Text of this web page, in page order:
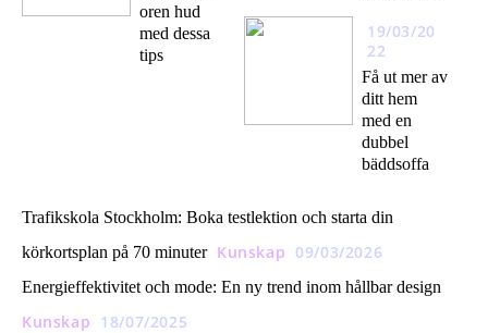
oren hud
med dessa
tips
19/03/20
22
Få ut mer av
ditt hem
med en
dubbel
bäddsoffa
Trafikskola Stockholm: Boka testlektion och starta din
körkortsplan på 70 minuter Kunskap 09/03/2026
Energieffektivitet och mode: En ny trend inom hållbar design
Kunskap 18/07/2025